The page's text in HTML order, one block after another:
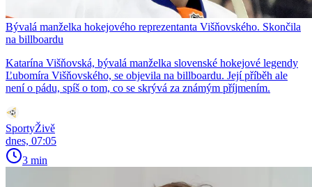
Bývalá manželka hokejového reprezentanta Višňovského. Skončila
na billboardu
Katarína Višňovská, bývalá manželka slovenské hokejové legendy
Ľubomíra Višňovského, se objevila na billboardu. Její příběh ale
není o pádu, spíš o tom, co se skrývá za známým příjmením.
SportyŽivě
dnes, 07:05
3 min